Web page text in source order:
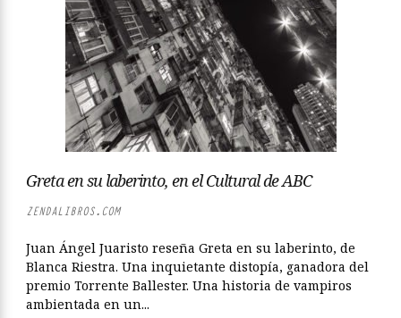
Greta en su laberinto, en el Cultural de ABC
ZENDALIBROS.COM
Juan Ángel Juaristo reseña Greta en su laberinto, de
Blanca Riestra. Una inquietante distopía, ganadora del
premio Torrente Ballester. Una historia de vampiros
ambientada en un...